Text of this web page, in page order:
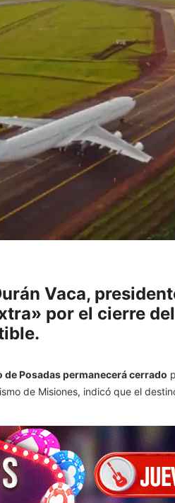
Vaca,
por el cierre
Posadas permanecerá cerrado
de Misiones, indicó que el